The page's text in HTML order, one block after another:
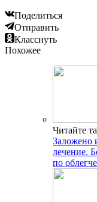
Поделиться
Отправить
Класснуть
Похожее
Читайте
Заложено
лечение.
по